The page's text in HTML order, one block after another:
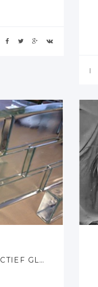
DE BELEVING VAN CONSTRUCTIEF GLAS (2-09-2015) AGC WESTLAND